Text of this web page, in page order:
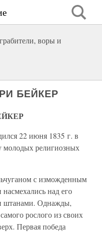
воры и
БЕЙКЕР
22 июня 1835 г. в
молодых религиозных
с изможденным
над его
штанами. Однажды,
рослого из своих
Первая победа